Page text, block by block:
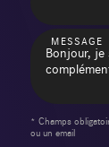
MESSAGE
* Champs
ou un email